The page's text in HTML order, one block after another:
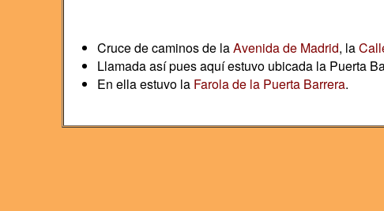
Cruce de caminos de laAvenida de Madrid, la
Llamada así pues aquí estuvo ubicada la Puerta
En ella estuvo la Farola de la Puerta Barrera.